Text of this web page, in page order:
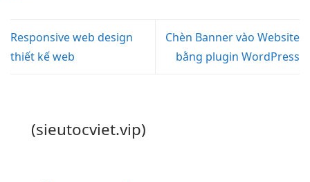
Responsive web design
thiết kế web
Chèn Banner vào Website
bằng plugin WordPress
(sieutocviet.vip)